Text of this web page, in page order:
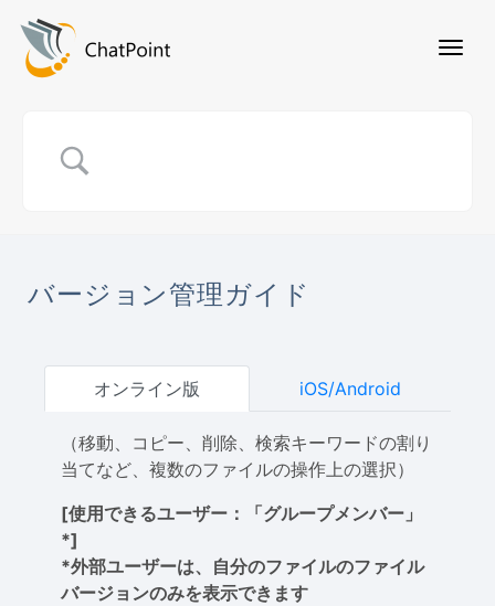
バージョン管理ガイド
オンライン版 iOS/Android
（移動、コピー、削除、検索キーワードの割り
当てなど、複数のファイルの操作上の選択）
[使用できるユーザー：「グループメンバー」
*]
*外部ユーザーは、自分のファイルのファイル
バージョンのみを表示できます